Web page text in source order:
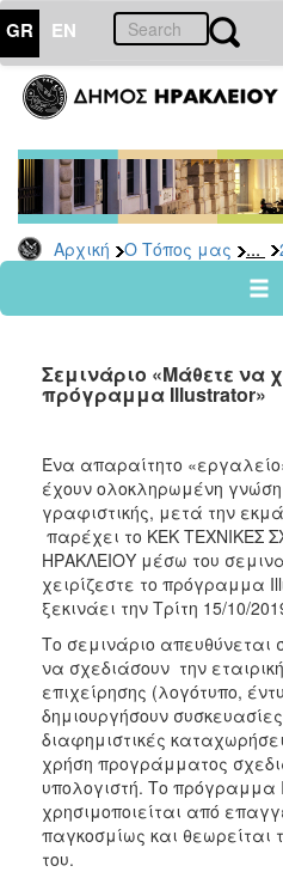
GR EN
Αρχική Ο Τόπος μας ...
ΤΟΠΟΣ
ΜΑΣ
Ανακοινώσεις
Αρχείο
2026
2024
2022
2020
2019
2018
2017
2016
2015
2012
2011
ΔΗΜΟΣ
Σεμινάριο «Μάθετε να
πρόγραμμα Illustrator»
Ένα απαραίτητο
έχουν ολοκληρωμένη
γραφιστικής, μετά την
παρέχει το ΚΕΚ ΤΕΧΝΙΚΕΣ
ΗΡΑΚΛΕΙΟΥ μέσω του
χειρίζεστε το πρόγραμμα
ξεκινάει την Τρίτη 15/10/
Το σεμινάριο απευθύνεται
να σχεδιάσουν την
επιχείρησης (λογότυπο,
δημιουργήσουν
διαφημιστικές
χρήση προγράμματος
υπολογιστή. Το πρόγραμμα
χρησιμοποιείται από
παγκοσμίως και θεωρείται
του.